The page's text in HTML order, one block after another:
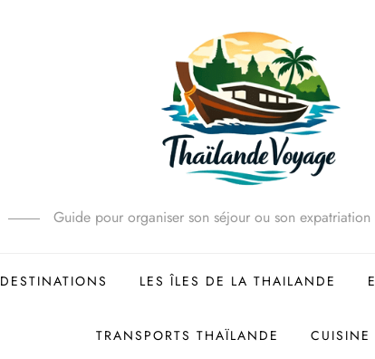
Guide pour organiser son séjour ou son expatriation
DESTINATIONS LES ÎLES DE LA THAILANDE
TRANSPORTS THAÏLANDE CUISINE